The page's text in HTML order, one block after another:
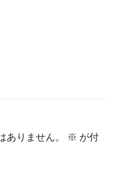
ありません。 ※ が付